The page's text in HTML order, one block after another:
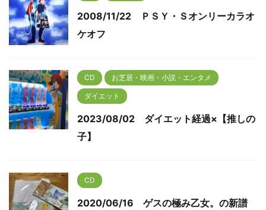
2008/11/22 ＰＳＹ・Ｓオンリーカラオ
ケオフ
CD お芝居・映画・小説・エンタメ
ダイエット
2023/08/02 ダイエット経過×【推しの
子】
CD
2020/06/16 ゲスの極み乙女。の新譜